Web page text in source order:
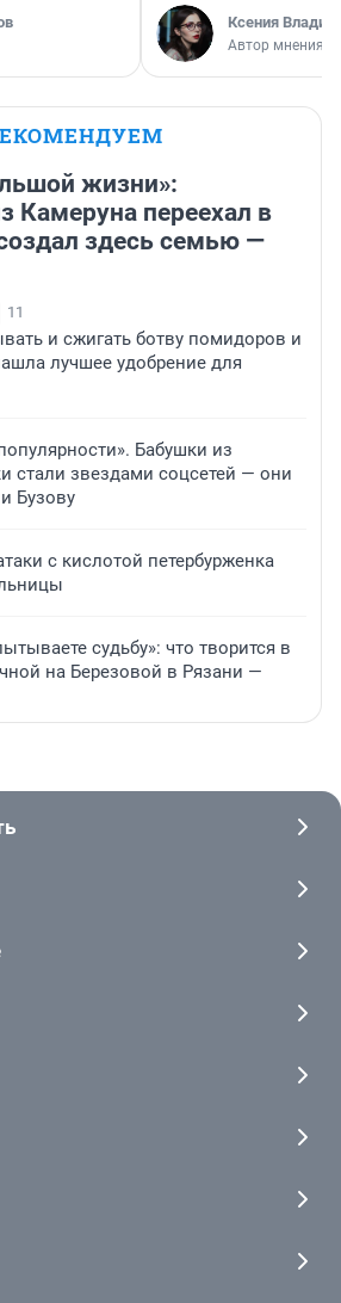
Ксения
Автор мнения
жизни»:
Камеруна переехал в
здесь семью —
11
и сжигать ботву помидоров и
лучшее удобрение для
Бабушки из
стали звездами соцсетей — они
Бузову
с кислотой петербурженка
судьбу»: что творится в
на Березовой в Рязани —